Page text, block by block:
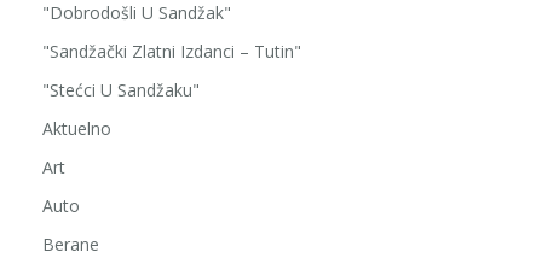
"Dobrodošli U Sandžak"
"Sandžački Zlatni Izdanci – Tutin"
"Stećci U Sandžaku"
Aktuelno
Art
Auto
Berane